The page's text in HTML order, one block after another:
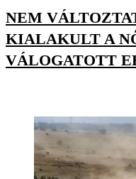
NEM
KIALAKULT A
VÁLOGATOTT